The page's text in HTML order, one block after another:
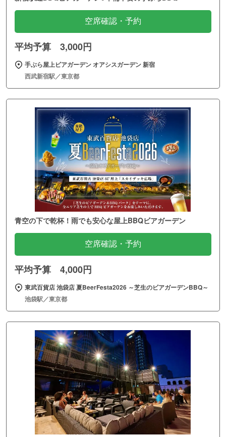
空席確認・予約
平均予算 3,000円
手ぶら屋上ビアガーデン オアシスガーデン 新宿
西武新宿駅／東京都
青空の下で乾杯！雨でも安心な屋上BBQビアガーデン
空席確認・予約
平均予算 4,000円
東武百貨店 池袋店 夏BeerFesta2026 ～芝生のビアガーデンBBQ～
池袋駅／東京都